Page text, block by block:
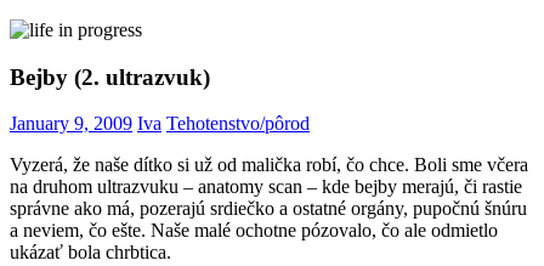
Bejby (2. ultrazvuk)
January 9, 2009 Iva Tehotenstvo/pôrod
Vyzerá, že naše dítko si už od malička robí, čo chce. Boli sme včera
na druhom ultrazvuku – anatomy scan – kde bejby merajú, či rastie
správne ako má, pozerajú srdiečko a ostatné orgány, pupočnú šnúru
a neviem, čo ešte. Naše malé ochotne pózovalo, čo ale odmietlo
ukázať bola chrbtica.